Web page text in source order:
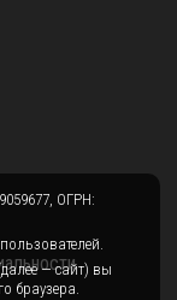
ОГРН:
— сайт) вы
браузера.